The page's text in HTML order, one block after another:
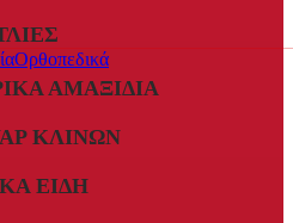
Ορθοπεδικά
ΑΜΑΞΊΔΙΑ
ΚΛΙΝΏΝ
ΕΊΔΗ